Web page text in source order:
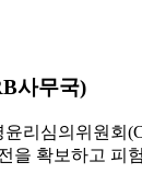
사무국)
리심의위원회
을 확보하고 피